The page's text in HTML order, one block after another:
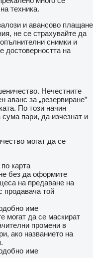
техника.
и авансово плащане
не се страхувайте да
снимки и
достоверността на
Нечестните
аванс за „резервиране”
По този начин
пари, да изчезнат и
могат да се
карта
без да оформите
на предаване на
продавача той
име
могат да се маскират
промени в
ако названието на
име